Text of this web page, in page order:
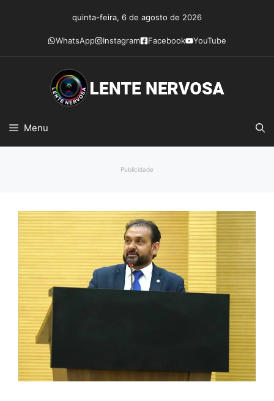
conteúdo
quinta-feira, 6 de agosto de 2026
WhatsApp Instagram Facebook YouTube
Menu
Publicidade